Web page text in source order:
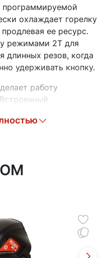
программируемой
охлаждает горелку
ее ресурс.
режимами 2Т для
длинных резов, когда
удерживать кнопку.
работу
значительно
нагрузке и
по мастерской или
защищает все
ударов и